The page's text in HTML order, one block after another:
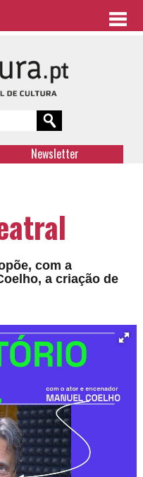
Newsletter
com a
a criação de